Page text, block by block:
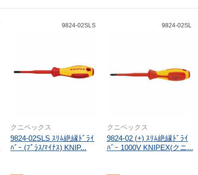
9824-02SLS
クニペックス
9824-02SLS ｽﾘﾑ絶縁ﾄﾞﾗｲ
ﾊﾞｰ (ﾌﾟﾗｽ/ﾏｲﾅｽ) KNIP...
9824-02SL
クニペックス
9824-02 (+) ｽﾘﾑ絶縁ﾄﾞﾗｲ
ﾊﾞｰ 1000V KNIPEX(クニ...